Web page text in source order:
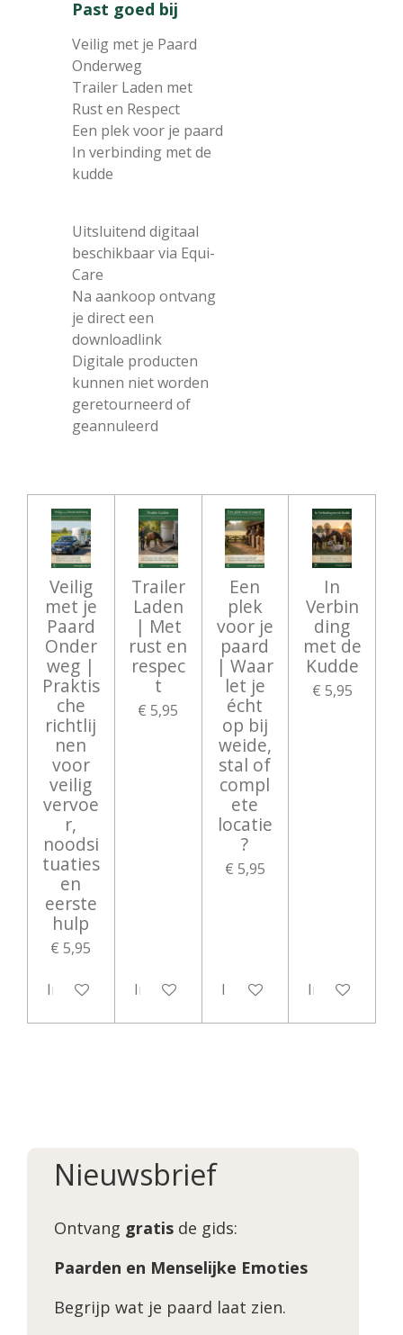
Past goed bij
Veilig met je Paard
Onderweg
Trailer Laden met
Rust en Respect
Een plek voor je paard
In verbinding met de
kudde
Uitsluitend digitaal
beschikbaar via Equi-
Care
Na aankoop ontvang
je direct een
downloadlink
Digitale producten
kunnen niet worden
geretourneerd of
geannuleerd
Veilig
met je
Paard
Onder
weg |
Praktis
che
richtlij
nen
voor
veilig
vervoe
r,
noodsi
tuaties
en
eerste
hulp
€ 5,95
In winkelwagen
Trailer
Laden
| Met
rust en
respec
t
€ 5,95
In winkelwagen
Een
plek
voor je
paard
| Waar
let je
écht
op bij
weide,
stal of
compl
ete
locatie
?
€ 5,95
In winkelwagen
In
Verbin
ding
met de
Kudde
€ 5,95
In
Nieuwsbrief
Ontvang gratis de gids:
Paarden en Menselijke Emoties
Begrijp wat je paard laat zien.